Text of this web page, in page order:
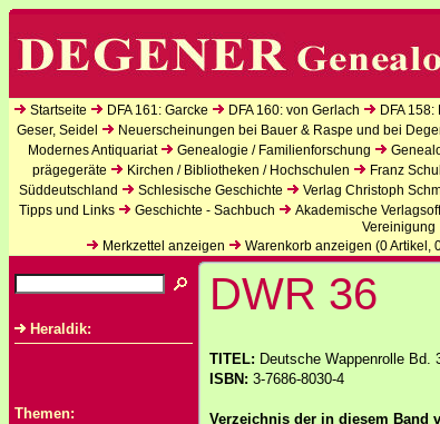
Startseite DFA 161: Garcke DFA 160: von Gerlach DFA
Geser, Seidel
Neuerscheinungen bei Bauer & Raspe und bei
Modernes Antiquariat
Genealogie / Familienforschung
prägegeräte
Kirchen / Bibliotheken / Hochschulen Franz
Süddeutschland
Schlesische Geschichte Verlag Christoph
Tipps und Links
Geschichte - Sachbuch Akademische
Vereinigung
Merkzettel anzeigen
Warenkorb anzeigen (0Artikel,
Heraldik:
Themen:
DWR 36
TITEL: Deutsche Wappenrolle Bd.
ISBN: 3-7686-8030-4
Verzeichnis der in diesem Band